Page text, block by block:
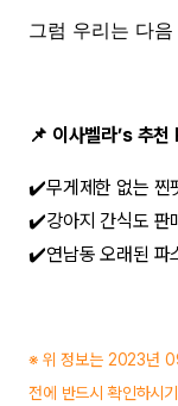
그럼 우리는 다
📌 이사벨라’s 추
✔️무게제한
✔️강아지 간식도
✔️연남동 오래된 파
※ 위 정보는 2023년
전에 반드시 확인하시